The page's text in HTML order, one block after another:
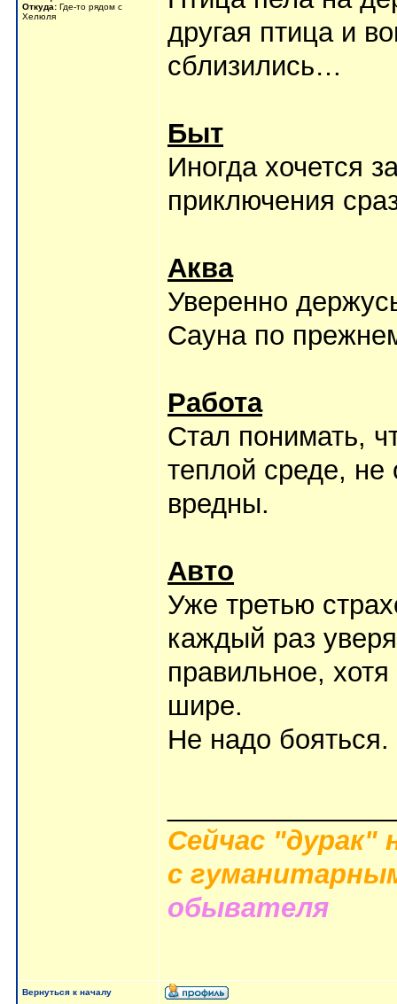
Откуда: Где-то рядом с
Хелюля
другая птица и
сблизились…
Быт
Иногда хочется
приключения
Аква
Уверенно
Сауна по
Работа
Стал понимать,
теплой среде, не
вредны.
Авто
Уже третью
каждый раз
правильное,
шире.
Не надо бояться.
Сейчас "дурак"
с
обывателя
Вернуться к началу